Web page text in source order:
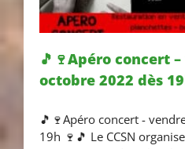
🎵🍷Apéro
14 octobre
🎵🍷Apéro concert
octobre 2022 dès
🎵🍷Apéro concert -
19h 🍷🎵 Le CCSN